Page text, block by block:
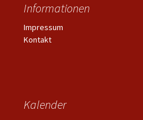
Informationen
Impressum
Kontakt
Kalender